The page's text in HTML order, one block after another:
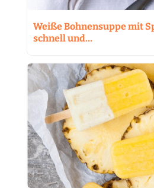
Weiße Bohnensuppe mit
schnell und…